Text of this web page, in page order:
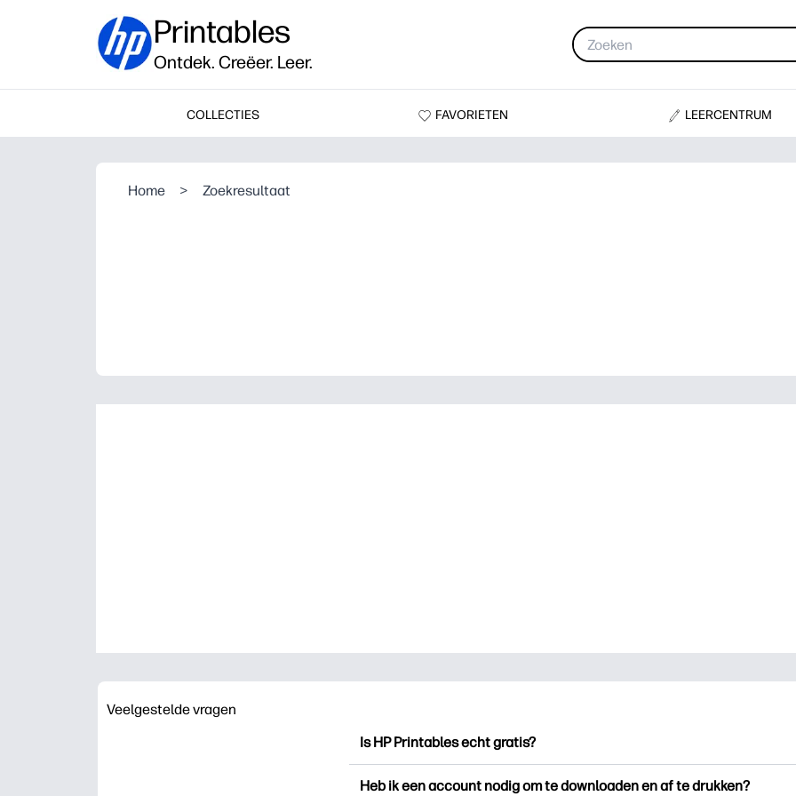
Printables
Ontdek. Creëer. Leer.
COLLECTIES FAVORIETEN LEERCENTRUM
Home > Zoekresultaat
Veelgestelde vragen
Is HP Printables echt gratis?
Heb ik een account nodig om te downloaden en af te drukken?